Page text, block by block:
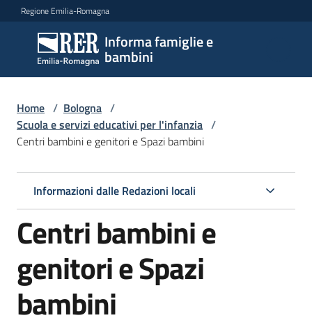
Vai al contenuto
Vai alla navigazione
Vai al footer
Regione Emilia-Romagna
Informa famiglie e
bambini
Informa
famiglie
e
bambini
per
le
famiglie
Home / Bologna /
Scuola e servizi educativi per l'infanzia /
Centri bambini e genitori e Spazi bambini
Informazioni dalle Redazioni locali
Centri bambini e
genitori e Spazi
bambini